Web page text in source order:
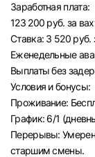
Пермь
Самара
Оренбург
Волгоград
Заработная плата:
123 200 руб. за
Ставка: 3 520 руб.
Еженедельные
Выплаты без
Условия и бонусы:
Проживание:
График: 6/1
Перерывы:
старшим смены.